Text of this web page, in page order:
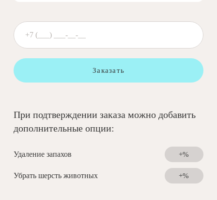
Заказать
При подтверждении заказа можно добавить
дополнительные опции:
Удаление запахов +%
Убрать шерсть животных +%